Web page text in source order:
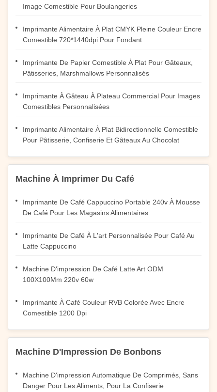
Image Comestible Pour Boulangeries
Imprimante Alimentaire À Plat CMYK Pleine Couleur Encre
Comestible 720*1440dpi Pour Fondant
Imprimante De Papier Comestible À Plat Pour Gâteaux,
Pâtisseries, Marshmallows Personnalisés
Imprimante À Gâteau À Plateau Commercial Pour Images
Comestibles Personnalisées
Imprimante Alimentaire À Plat Bidirectionnelle Comestible
Pour Pâtisserie, Confiserie Et Gâteaux Au Chocolat
Machine À Imprimer Du Café
Imprimante De Café Cappuccino Portable 240v À Mousse
De Café Pour Les Magasins Alimentaires
Imprimante De Café À L'art Personnalisée Pour Café Au
Latte Cappuccino
Machine D'impression De Café Latte Art ODM
100X100Mm 220v 60w
Imprimante À Café Couleur RVB Colorée Avec Encre
Comestible 1200 Dpi
Machine D'Impression De Bonbons
Machine D'impression Automatique De Comprimés, Sans
Danger Pour Les Aliments, Pour La Confiserie